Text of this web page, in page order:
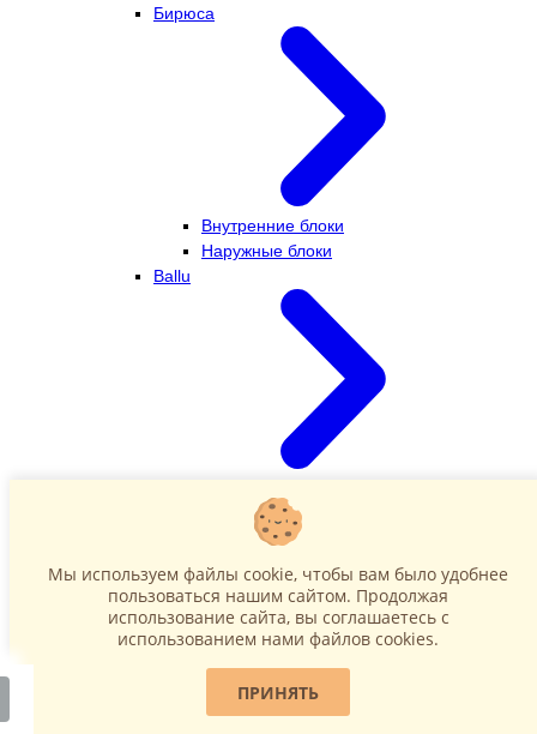
Бирюса
Внутренние блоки
Наружные блоки
Ballu
Наружные блоки
Мы используем файлы cookie, чтобы вам было удобнее
пользоваться нашим сайтом. Продолжая
использование сайта, вы соглашаетесь c
использованием нами файлов cookies.
ПРИНЯТЬ